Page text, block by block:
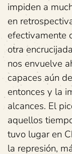
impiden a
en
efectivamente
otra
nos envuelve
capaces aún
entonces y la
alcances. El
aquellos
tuvo lugar en
la represión,